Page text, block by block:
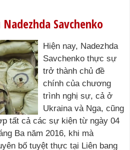
Savchenko
Hiện nay, Nadezhda
Savchenko thực sự
trở thành chủ đề
chính của chương
trình nghị sự, cả ở
Ukraina và Nga, cũng
tất cả các sự kiện từ ngày 04
Ba năm 2016, khi mà
bố tuyệt thực tại Liên bang